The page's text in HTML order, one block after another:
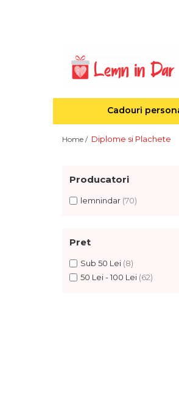
Agende din lemn
Decoratiuni pentru cei dragi
Decoratiuni cu peisaje de iarna
Jucarii din lemn
Cercei din lemn
Cadouri
Home / Diplome si Plachete
Producatori
lemnindar (70)
Pret
Sub 50 Lei (8)
50 Lei - 100 Lei (62)